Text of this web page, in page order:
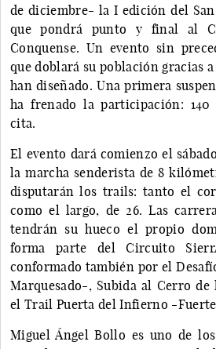
de diciembre- la I edición del
que pondrá punto y final al
Conquense. Un evento sin
que doblará su población gracias
han diseñado. Una primera
ha frenado la participación: 140
cita.
El evento dará comienzo el
la marcha senderista de 8
disputarán los trails: tanto el
como el largo, de 26. Las
tendrán su hueco el propio
forma parte del Circuito
conformado también por el
Marquesado-, Subida al Cerro
el Trail Puerta del Infierno -
Miguel Ángel Bollo es uno de